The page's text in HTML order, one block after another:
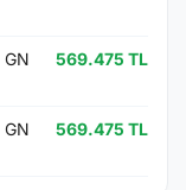
569.475 TL
569.475 TL